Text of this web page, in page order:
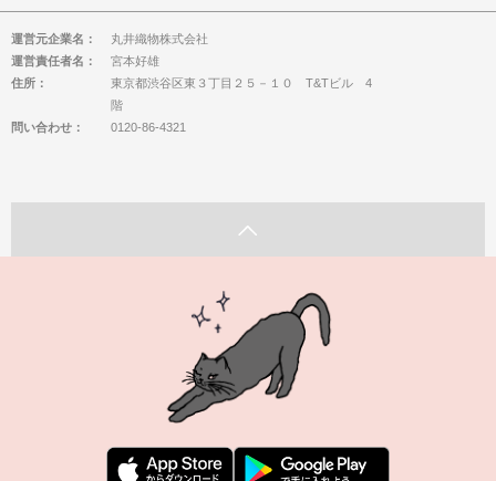
運営元企業名：
丸井織物株式会社
運営責任者名：
宮本好雄
住所：
東京都渋谷区東３丁目２５－１０ T&Tビル 4
階
問い合わせ：
0120-86-4321